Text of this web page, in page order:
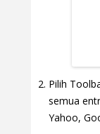
Pilih
semua
Yahoo,